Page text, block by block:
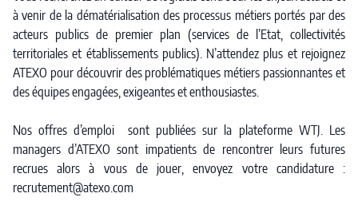
à venir de la dématérialisation des processus métiers portés par des
acteurs publics de premier plan (services de l’Etat, collectivités
territoriales et établissements publics). N’attendez plus et rejoignez
ATEXO pour découvrir des problématiques métiers passionnantes et
des équipes engagées, exigeantes et enthousiastes.
Nos offres d’emploi sont publiées sur la plateforme WTJ. Les
managers d’ATEXO sont impatients de rencontrer leurs futures
recrues alors à vous de jouer, envoyez votre candidature :
recrutement@atexo.com